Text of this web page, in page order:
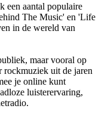
een aantal populaire
The Music' en 'Life
in de wereld van
maar vooral op
rockmuziek uit de jaren
je online kunt
luisterervaring,